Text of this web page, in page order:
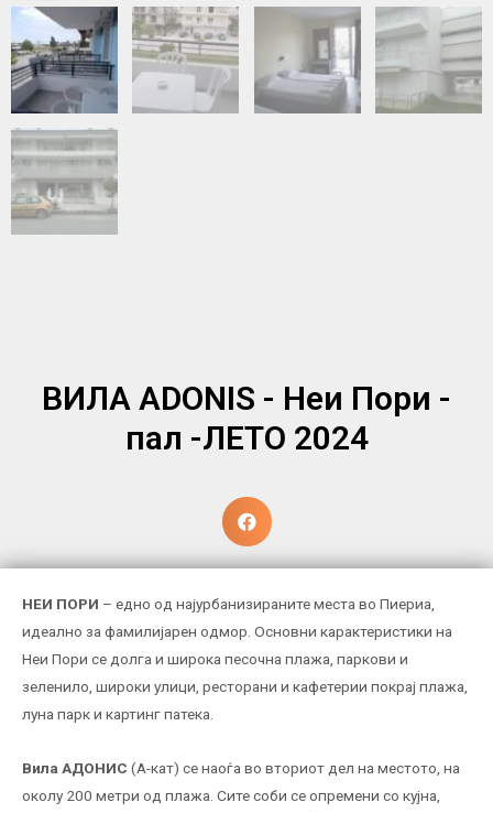
ВИЛА ADONIS - Неи Пoри -
пал -ЛЕТО 2024
НЕИ ПОРИ – едно од најурбанизираните места во Пиериа,
идеално за фамилијарен одмор. Основни карактеристики на
Неи Пори се долга и широка песочна плажа, паркови и
зеленило, широки улици, ресторани и кафетерии покрај плажа,
луна парк и картинг патека.
Вила АДОНИС (А-кат) се наоѓа во вториот дел на местото, на
околу 200 метри од плажа. Сите соби се опремени со кујна,